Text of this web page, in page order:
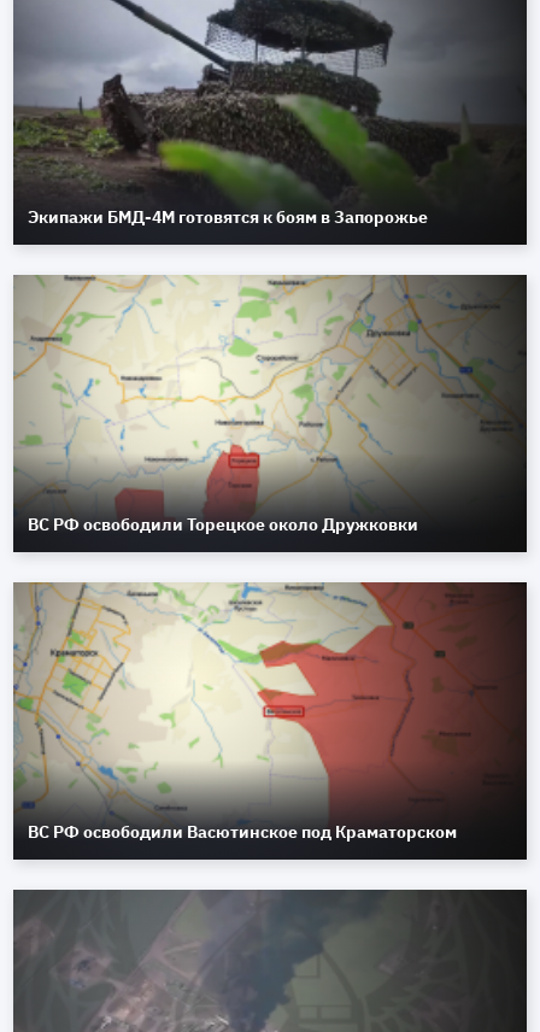
Экипажи БМД-4М готовятся к боям в Запорожье
ВС РФ освободили Торецкое около Дружковки
ВС РФ освободили Васютинское под Краматорском